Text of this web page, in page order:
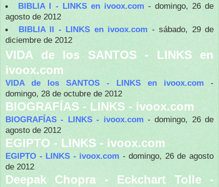
BIBLIA I - LINKS en ivoox.com - domingo, 26 de
agosto de 2012
BIBLIA II - LINKS en ivoox.com - sábado, 29 de
diciembre de 2012
VIDA de los SANTOS - LINKS en
ivoox.com
VIDA de los SANTOS - LINKS en ivoox.com -
domingo, 28 de octubre de 2012
BIOGRAFÍAS - LINKS - ivoox.com
BIOGRAFÍAS - LINKS - ivoox.com - domingo, 26 de
agosto de 2012
EGIPTO - LINKS - ivoox.com
EGIPTO - LINKS - ivoox.com - domingo, 26 de agosto
de 2012
Deepak Chopra - Eckchart Tolle -